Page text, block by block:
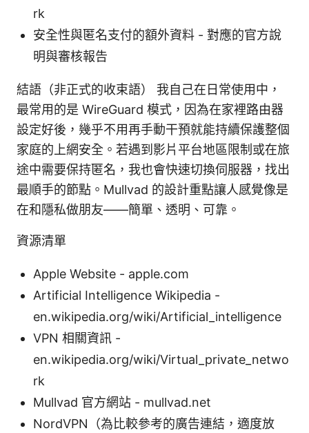
rk
安全性與匿名支付的額外資料 - 對應的官方說
明與審核報告
結語（非正式的收束語） 我自己在日常使用中，
最常用的是 WireGuard 模式，因為在家裡路由器
設定好後，幾乎不用再手動干預就能持續保護整個
家庭的上網安全。若遇到影片平台地區限制或在旅
途中需要保持匿名，我也會快速切換伺服器，找出
最順手的節點。Mullvad 的設計重點讓人感覺像是
在和隱私做朋友——簡單、透明、可靠。
資源清單
Apple Website - apple.com
Artificial Intelligence Wikipedia -
en.wikipedia.org/wiki/Artificial_intelligence
VPN 相關資訊 -
en.wikipedia.org/wiki/Virtual_private_netwo
rk
Mullvad 官方網站 - mullvad.net
NordVPN（為比較參考的廣告連結，適度放